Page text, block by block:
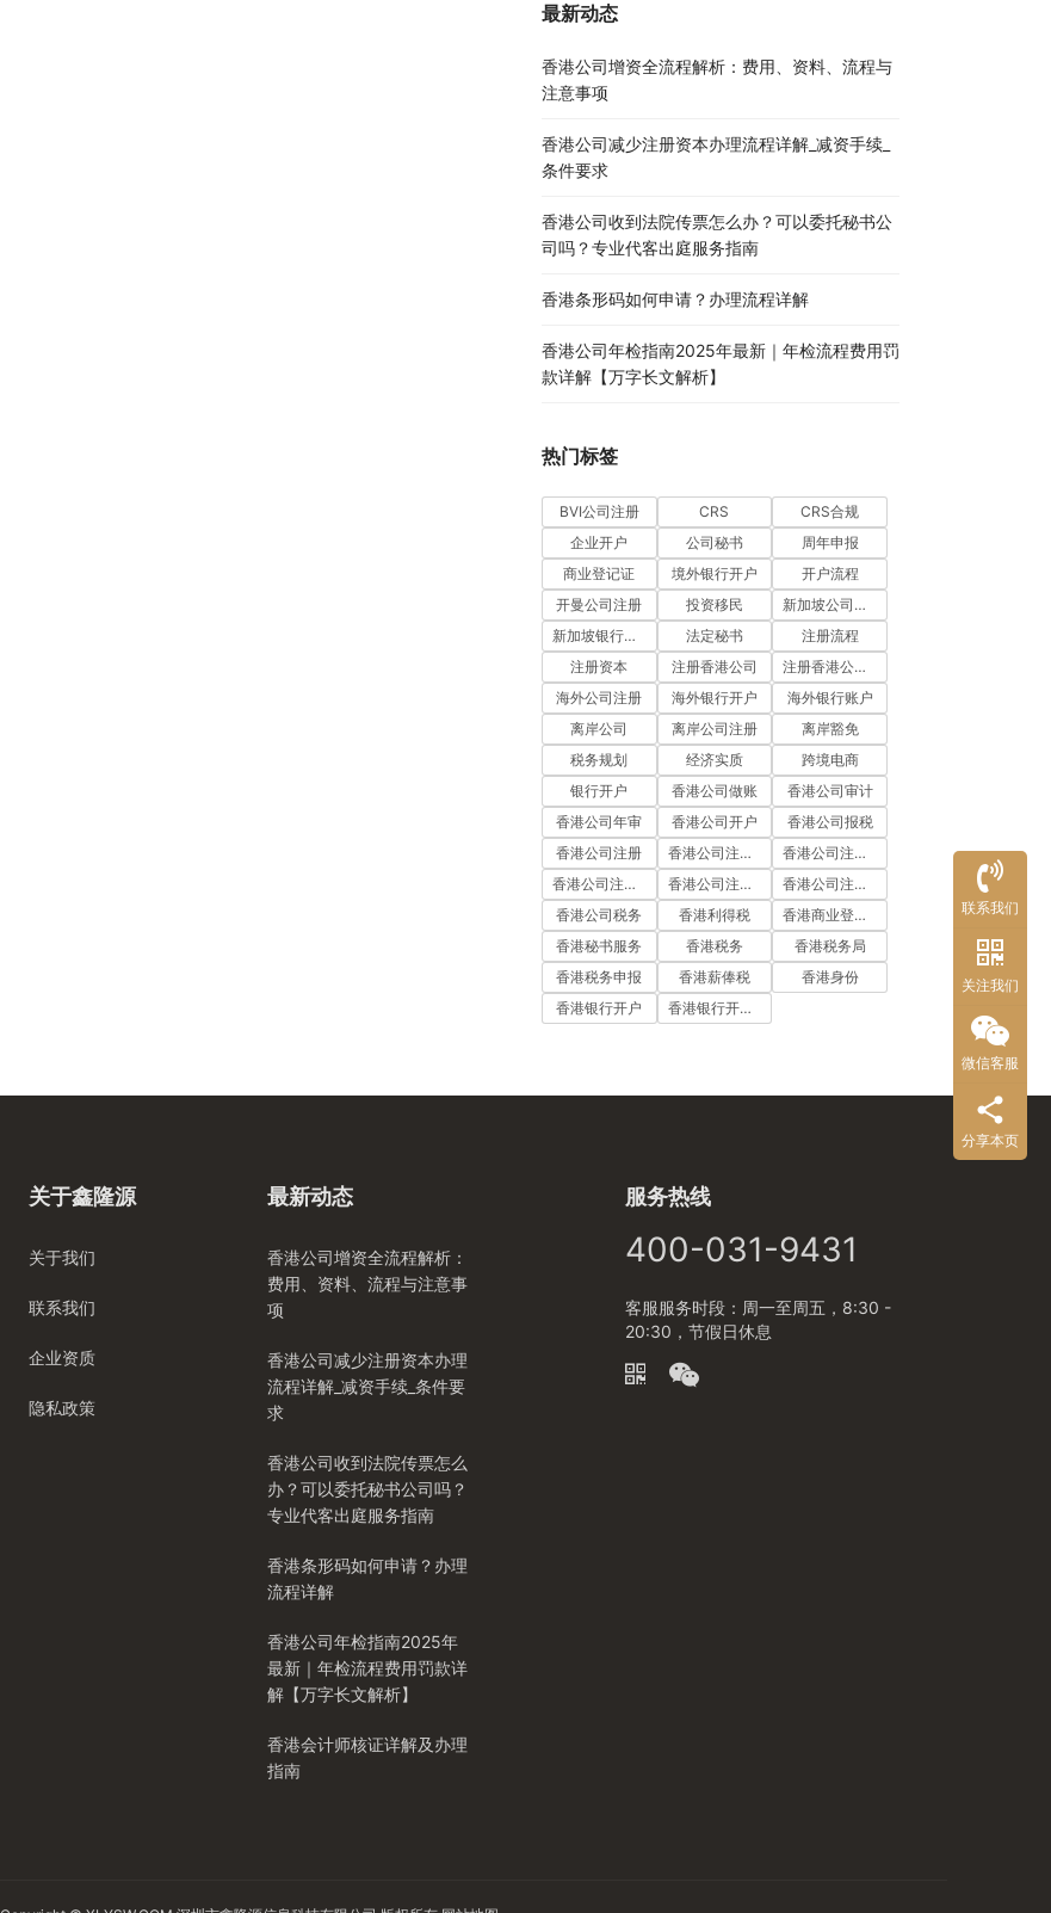
最新动态
香港公司增资全流程解析：费用、资料、流程与
注意事项
香港公司减少注册资本办理流程详解_减资手续_
条件要求
香港公司收到法院传票怎么办？可以委托秘书公
司吗？专业代客出庭服务指南
香港条形码如何申请？办理流程详解
香港公司年检指南2025年最新｜年检流程费用罚
款详解【万字长文解析】
热门标签
BVI公司注册 CRS
CRS合规
企业开户
公司秘书
周年申报
商业登记证
境外银行开户
开户流程
开曼公司注册
投资移民
新加坡公司注册
新加坡银行开户
法定秘书
注册流程
注册资本
注册香港公司
注册香港公司流程
海外公司注册
海外银行开户
海外银行账户
离岸公司
离岸公司注册
离岸豁免
税务规划
经济实质
跨境电商
银行开户
香港公司做账
香港公司审计
香港公司年审
香港公司开户
香港公司报税
香港公司注册
香港公司注册代办
香港公司注册处
香港公司注册流程
香港公司注册费用
香港公司注册资料
香港公司税务
香港利得税
香港商业登记证
香港秘书服务
香港税务
香港税务局
香港税务申报
香港薪俸税
香港身份
香港银行开户
香港银行开户流程
关于鑫隆源
关于我们
联系我们
企业资质
隐私政策
最新动态
香港公司增资全流程解析：
费用、资料、流程与注意事
项
香港公司减少注册资本办理
流程详解_减资手续_条件要
求
香港公司收到法院传票怎么
办？可以委托秘书公司吗？
专业代客出庭服务指南
香港条形码如何申请？办理
流程详解
香港公司年检指南2025年
最新｜年检流程费用罚款详
解【万字长文解析】
香港会计师核证详解及办理
指南
服务热线
400-031-9431
客服服务时段：周一至周五，8:30 -
20:30，节假日休息
联系我们
关注我们
微信客服
分享本页